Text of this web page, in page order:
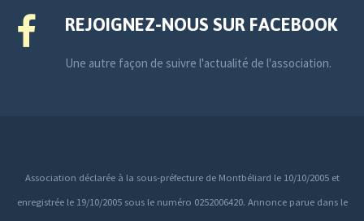
REJOIGNEZ-NOUS SUR FACEBOOK
Une autre façon de suivre l'actualité de l'association.
Association déclarée à la sous-préfecture de Montbéliard le 10/10/2005 et
enregistrée le 19/10/2005 sous le numéro 0252006420. Annonce parue dans le